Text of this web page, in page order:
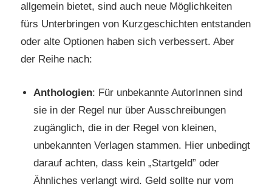
allgemein bietet, sind auch neue Möglichkeiten
fürs Unterbringen von Kurzgeschichten entstanden
oder alte Optionen haben sich verbessert. Aber
der Reihe nach:
Anthologien: Für unbekannte AutorInnen sind
sie in der Regel nur über Ausschreibungen
zugänglich, die in der Regel von kleinen,
unbekannten Verlagen stammen. Hier unbedingt
darauf achten, dass kein „Startgeld” oder
Ähnliches verlangt wird. Geld sollte nur vom